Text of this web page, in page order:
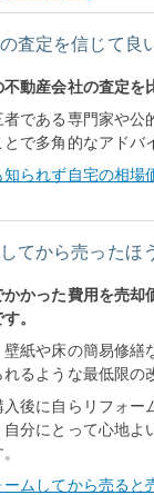
査定を信じて良
動産会社の査定を
である専門家や公
で多角的なアドバ
知られず自宅の相場
てから売ったほ
かかった費用を売却
。
紙や床の簡易修繕
るような最低限の
後に自らリフォー
分にとって心地よ
ームしてから売ると